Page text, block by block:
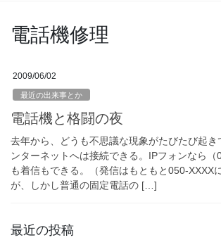
電話機修理
2009/06/02
最近の出来事とか
電話機と格闘の夜
去年から、どうも不思議な現象がたびたび起き
ンターネットへは接続できる。IPフォンなら（
も着信もできる。（発信はもともと050-XXXX
が、しかし普通の固定電話の […]
最近の投稿